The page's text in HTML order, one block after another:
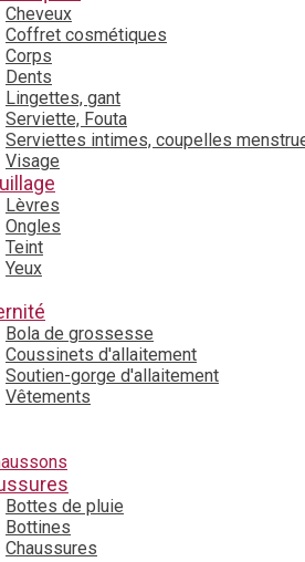
Cheveux
Coffret cosmétiques
Corps
Dents
Lingettes, gant
Serviette, Fouta
Serviettes intimes, coupelles
Visage
Lèvres
Ongles
Teint
Yeux
Bola de grossesse
Coussinets d'allaitement
Soutien-gorge d'allaitement
Vêtements
Bottes de pluie
Bottines
Chaussures